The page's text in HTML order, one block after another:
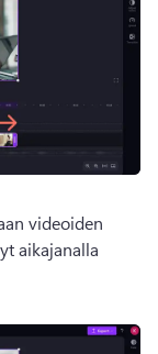
videoiden
aikajanalla